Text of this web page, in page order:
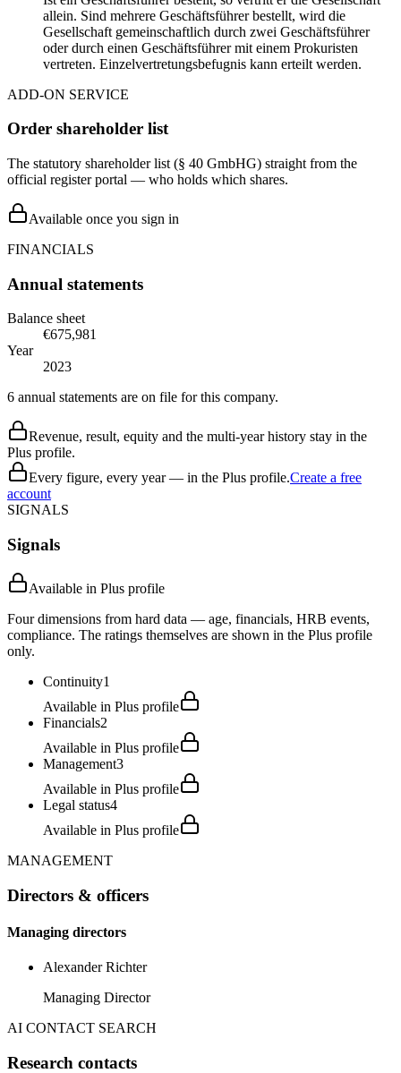
allein. Sind mehrere Geschäftsführer bestellt, wird die
Gesellschaft gemeinschaftlich durch zwei Geschäftsführer
oder durch einen Geschäftsführer mit einem Prokuristen
vertreten. Einzelvertretungsbefugnis kann erteilt werden.
ADD-ON SERVICE
Order shareholder list
The statutory shareholder list (§ 40 GmbHG) straight from the
official register portal — who holds which shares.
Available once you sign in
FINANCIALS
Annual statements
Balance sheet
€675,981
Year
2023
6 annual statements are on file for this company.
Revenue, result, equity and the multi-year history stay in the
Plus profile.
Every figure, every year — in the Plus profile.Create a free
account
SIGNALS
Signals
Available in Plus profile
Four dimensions from hard data — age, financials, HRB events,
compliance. The ratings themselves are shown in the Plus profile
only.
Continuity1
Available in Plus profile
Financials2
Available in Plus profile
Management3
Available in Plus profile
Legal status4
Available in Plus profile
MANAGEMENT
Directors & officers
Managing directors
Alexander Richter
Managing Director
AI CONTACT SEARCH
Research contacts